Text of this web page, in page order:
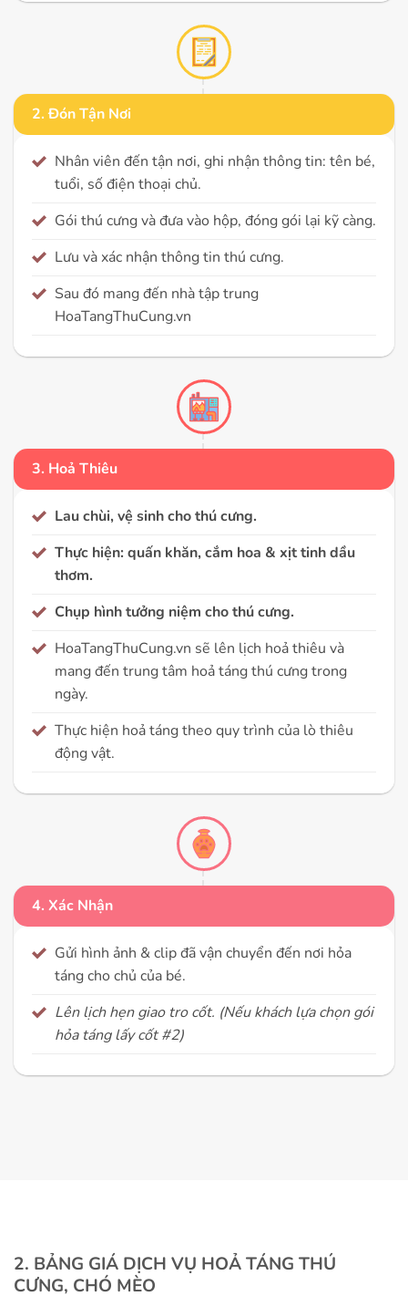
2. Đón Tận Nơi
Nhân viên đến tận nơi, ghi nhận thông tin: tên bé,
tuổi, số điện thoại chủ.
Gói thú cưng và đưa vào hộp, đóng gói lại kỹ càng.
Lưu và xác nhận thông tin thú cưng.
Sau đó mang đến nhà tập trung
HoaTangThuCung.vn
3. Hoả Thiêu
Lau chùi, vệ sinh cho thú cưng.
Thực hiện: quấn khăn, cắm hoa & xịt tinh dầu
thơm.
Chụp hình tưởng niệm cho thú cưng.
HoaTangThuCung.vn sẽ lên lịch hoả thiêu và
mang đến trung tâm hoả táng thú cưng trong
ngày.
Thực hiện hoả táng theo quy trình của lò thiêu
động vật.
4. Xác Nhận
Gửi hình ảnh & clip đã vận chuyển đến nơi hỏa
táng cho chủ của bé.
Lên lịch hẹn giao tro cốt. (Nếu khách lựa chọn gói
hỏa táng lấy cốt #2)
2. BẢNG GIÁ DỊCH VỤ HOẢ TÁNG THÚ
CƯNG, CHÓ MÈO